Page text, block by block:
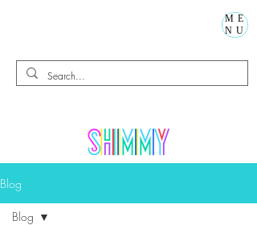
ME
NU
Blog
Blog